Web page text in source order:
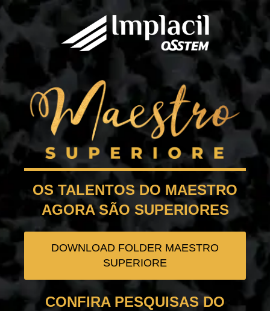
OS TALENTOS DO MAESTRO
AGORA SÃO SUPERIORES
DOWNLOAD FOLDER MAESTRO
SUPERIORE
CONFIRA PESQUISAS DO